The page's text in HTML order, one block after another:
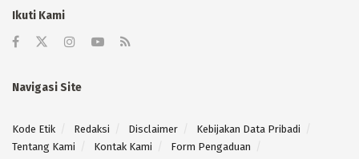
Ikuti Kami
Navigasi Site
Kode Etik Redaksi Disclaimer
Kebijakan Data Pribadi
Tentang Kami
Kontak Kami
Form Pengaduan